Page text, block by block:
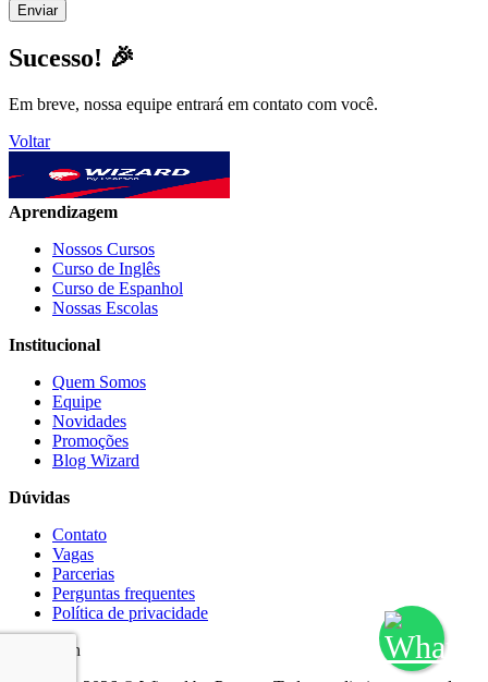
Sucesso! 🎉
Em breve, nossa equipe entrará em contato com você.
Voltar
Aprendizagem
Nossos Cursos
Curso de Inglês
Curso de Espanhol
Nossas Escolas
Institucional
Quem Somos
Equipe
Novidades
Promoções
Blog Wizard
Dúvidas
Contato
Vagas
Parcerias
Perguntas frequentes
Política de privacidade